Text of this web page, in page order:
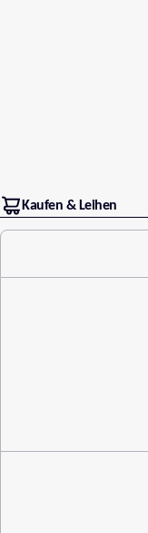
Kaufen & Leihen